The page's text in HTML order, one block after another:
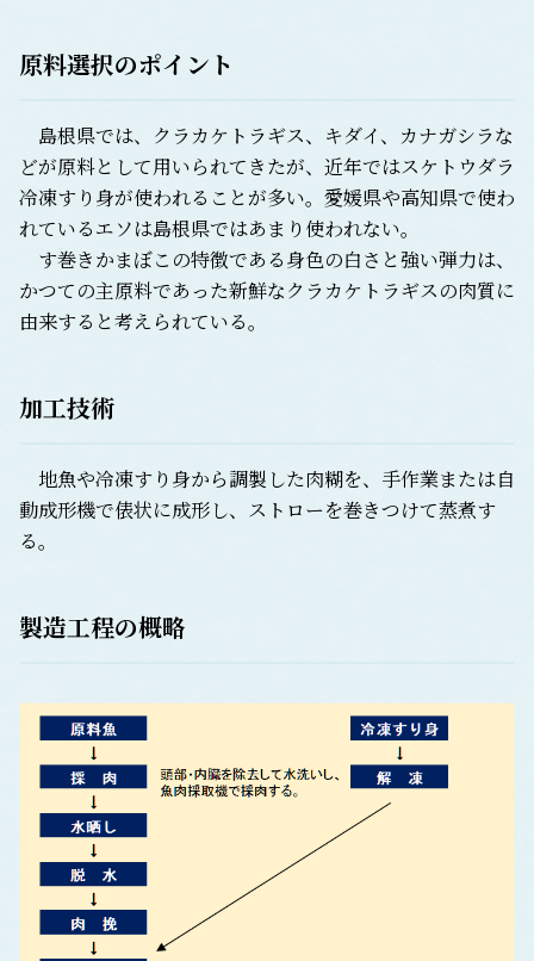
原料選択のポイント
島根県では、クラカケトラギス、キダイ、カナガシラな
どが原料として用いられてきたが、近年ではスケトウダラ
冷凍すり身が使われることが多い。愛媛県や高知県で使わ
れているエソは島根県ではあまり使われない。
す巻きかまぼこの特徴である身色の白さと強い弾力は、
かつての主原料であった新鮮なクラカケトラギスの肉質に
由来すると考えられている。
加工技術
地魚や冷凍すり身から調製した肉糊を、手作業または自
動成形機で俵状に成形し、ストローを巻きつけて蒸煮す
る。
製造工程の概略